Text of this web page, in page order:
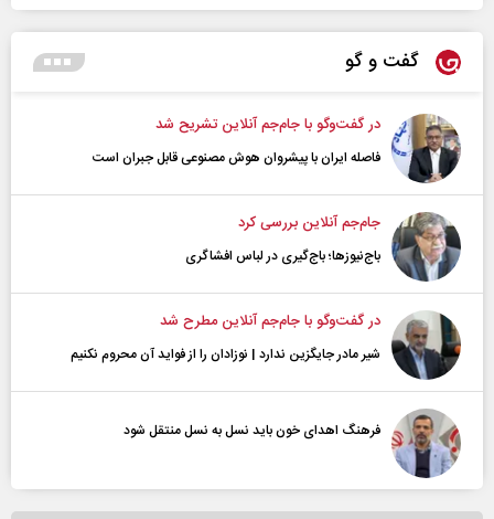
گفت و گو
در گفت‌و‌گو با جام‌جم آنلاین تشریح شد
فاصله ایران با پیشرو‌ان هوش مصنوعی قابل جبران است
جام‌جم آنلاین بررسی کرد
باج‌نیوزها؛ باج‌گیری در لباس افشاگری
در گفت‌و‌گو با جام‌جم آنلاین مطرح شد
شیر مادر جایگزین ندارد | نوزادان را از فواید آن محروم نکنیم
فرهنگ اهدای خون باید نسل به نسل منتقل شود